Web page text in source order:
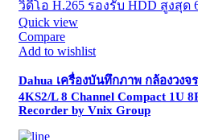
Quick view
Compare
Add to wishlist
Dahua เครื่องบันทึกภาพ กล้องวงจ
4KS2/L 8 Channel Compact 1U
Recorder by Vnix Group